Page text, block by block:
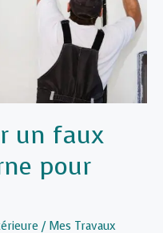
un faux
pour
/ Mes Travaux